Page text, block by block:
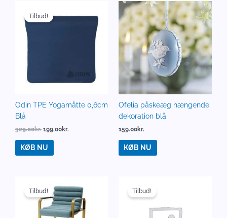
Tilbud!
Odin TPE Yogamåtte 0,6cm
Blå
329.00kr.
oprindelige
pris
199.00kr.
199.00kr..
KØB NU
Ofelia påskeæg hængende
dekoration blå
159.00kr.
KØB NU
Tilbud! oprindelige
pris
var:
8,769.00kr..
aktuelle
pris
er:
7,015.00kr..
Tilbud!oprindelige
pris
299.00kr..199.00kr..